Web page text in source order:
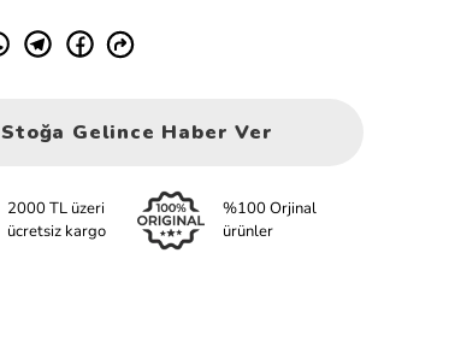
Stoğa Gelince Haber Ver
2000 TL üzeri
ücretsiz kargo
%100 Orjinal
ürünler